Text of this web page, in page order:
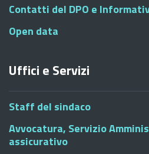
Contatti del DPO e
Open data
Uffici e Servizi
Staff del sindaco
Avvocatura, Servizio
assicurativo